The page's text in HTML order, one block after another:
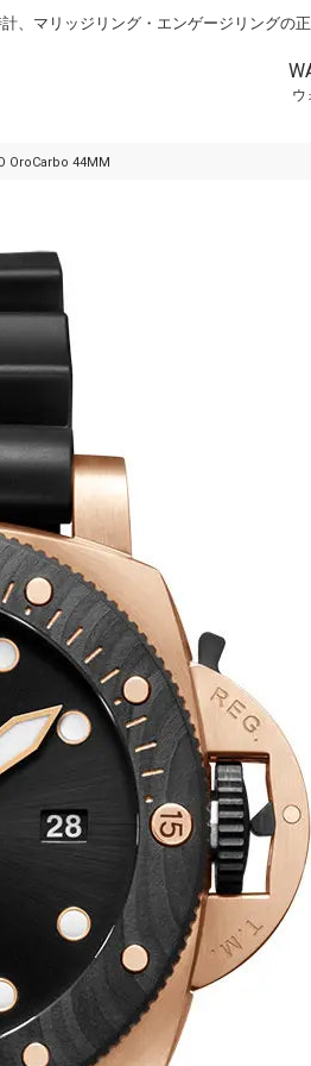
計、マリッジリング・エンゲージリングの正
ウ
OroCarbo 44MM